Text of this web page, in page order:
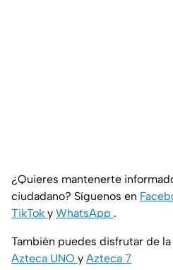
¿Quieres mantenerte
ciudadano? Síguenos en
TikTok y WhatsApp .
También puedes disfrutar de
Azteca UNO y Azteca 7